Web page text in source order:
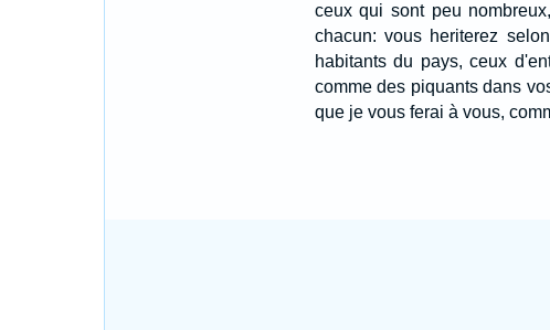
ceux qui sont peu
chacun: vous heriterez
habitants du pays, ceux
comme des piquants dans
que je vous ferai à vous,